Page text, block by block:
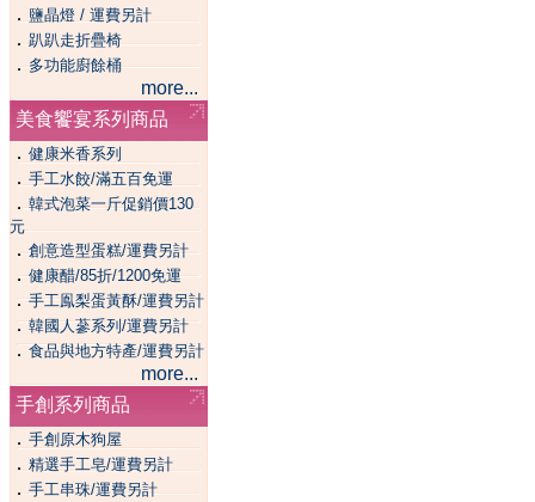
． 鹽晶燈 / 運費另計
． 趴趴走折疊椅
．多功能廚餘桶
more...
美食饗宴系列商品
． 健康米香系列
． 手工水餃/滿五百免運
． 韓式泡菜一斤促銷價130
元
．創意造型蛋糕/運費另計
．健康醋/85折/1200免運
．手工鳯梨蛋黃酥/運費另計
．韓國人蔘系列/運費另計
．食品與地方特產/運費另計
more...
手創系列商品
． 手創原木狗屋
． 精選手工皂/運費另計
． 手工串珠/運費另計